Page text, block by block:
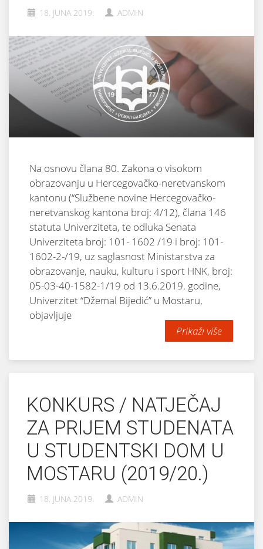
18. JUNA 2019. ADMIN
Na osnovu člana 80. Zakona o visokom
obrazovanju u Hercegovačko-neretvanskom
kantonu (“Službene novine Hercegovačko-
neretvanskog kantona broj: 4/12), člana 146
statuta Univerziteta, te odluka Senata
Univerziteta broj: 101- 1602 /19 i broj: 101-
1602-2-/19, uz saglasnost Ministarstva za
obrazovanje, nauku, kulturu i sport HNK, broj:
05-03-40-1582-1/19 od 13.6.2019. godine,
Univerzitet “Džemal Bijedić” u Mostaru,
objavljuje
Prikaži više
KONKURS / NATJEČAJ
ZA PRIJEM STUDENATA
U STUDENTSKI DOM U
MOSTARU (2019/20.)
18. JUNA 2019. ADMIN